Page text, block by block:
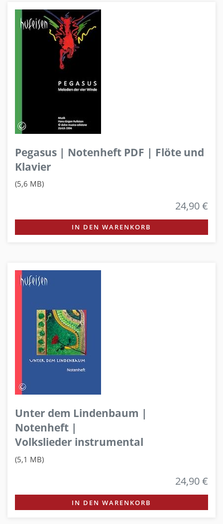
Pegasus | Notenheft PDF | Flöte und
Klavier
(5,6 MB)
24,90 €
IN DEN WARENKORB
Unter dem Lindenbaum |
Notenheft |
Volkslieder instrumental
(5,1 MB)
24,90 €
IN DEN WARENKORB